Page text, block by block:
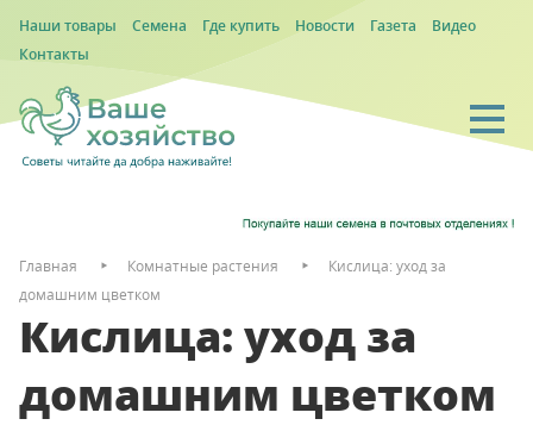
Наши товары Семена Где купить Новости Газета
Видео
Контакты
Главная Комнатные растения
Кислица: уход за
домашним цветком
Кислица: уход за
домашним цветком